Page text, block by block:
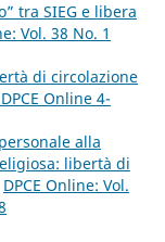
tra SIEG e libera
Vol. 38 No. 1
di circolazione
Online 4-
alla
libertà di
DPCE Online: Vol.